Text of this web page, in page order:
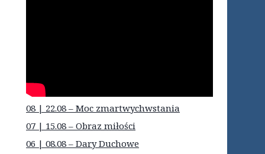
08 | 22.08 – Moc zmartwychwstania
07 | 15.08 – Obraz miłości
06 | 08.08 – Dary Duchowe